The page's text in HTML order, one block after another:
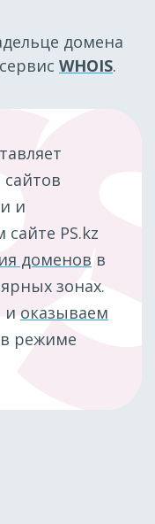
домена
WHOIS.
сайтов
и
PS.kz
доменов в
зонах.
и оказываем
режиме